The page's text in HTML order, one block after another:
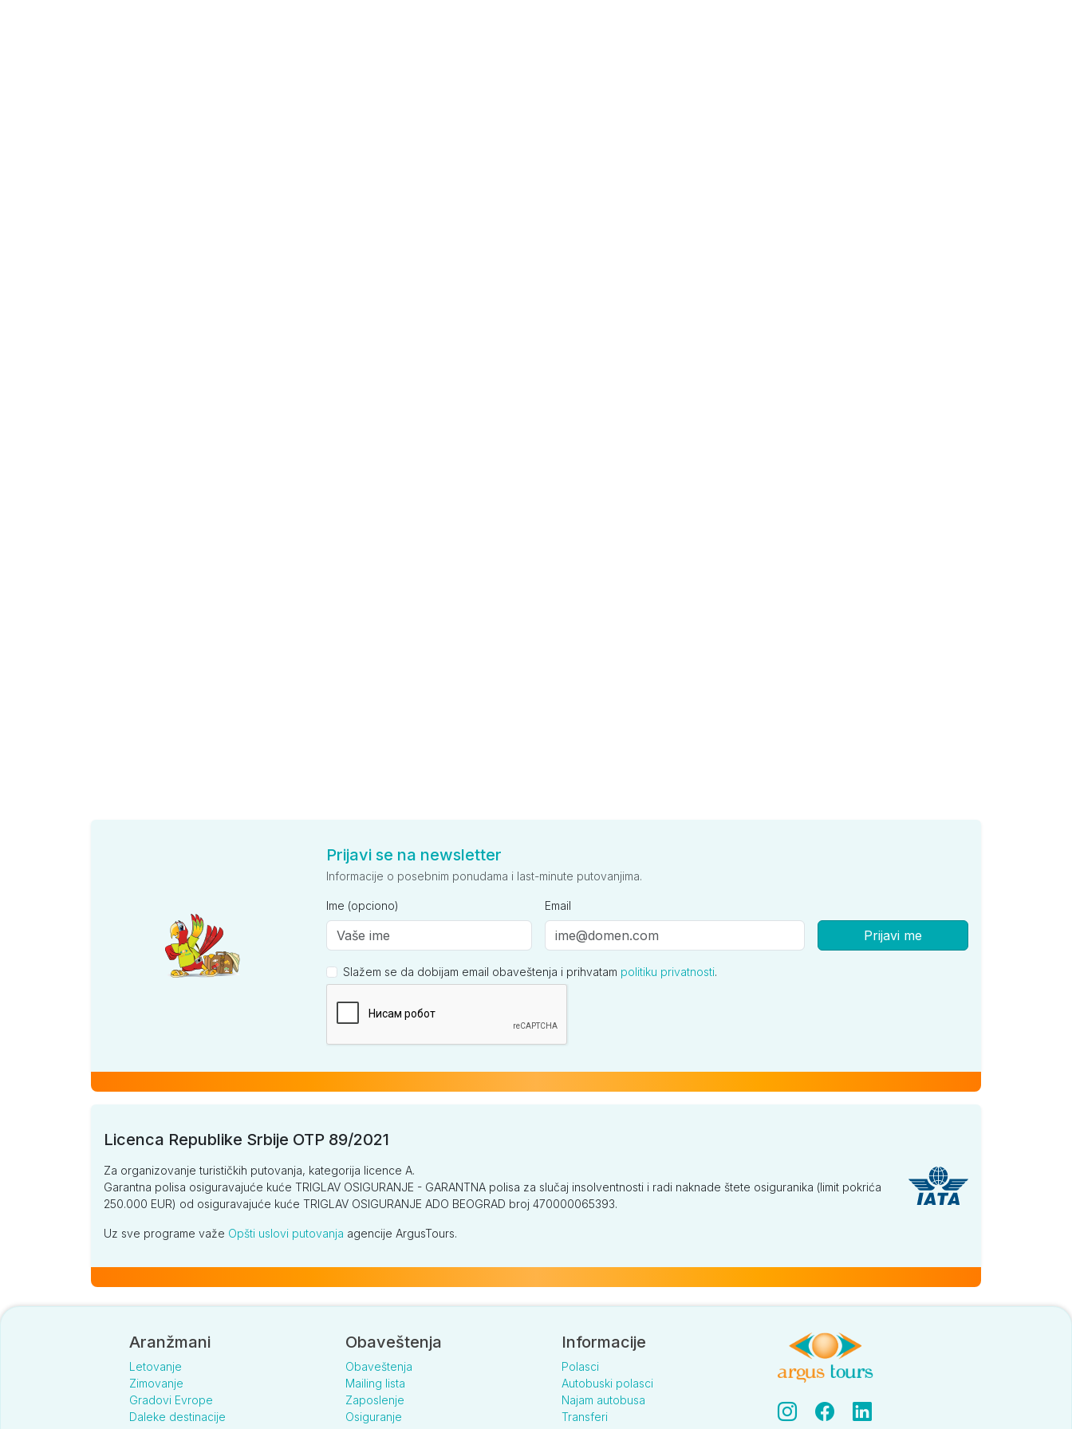
Prijavi se na newsletter
Informacije o posebnim ponudama i last-minute putovanjima.
Ime (opciono) Email
Prijavi me
Slažem se da dobijam email obaveštenja i prihvatam politiku privatnosti.
Licenca Republike Srbije OTP 89/2021
Za organizovanje turističkih putovanja, kategorija licence A.
Garantna polisa osiguravajuće kuće TRIGLAV OSIGURANJE - GARANTNA polisa za slučaj insolventnosti i radi naknade štete osiguranika (limit pokrića
250.000 EUR) od osiguravajuće kuće TRIGLAV OSIGURANJE ADO BEOGRAD broj 470000065393.
Uz sve programe važe Opšti uslovi putovanja agencije ArgusTours.
Aranžmani
Letovanje
Zimovanje
Gradovi Evrope
Daleke destinacije
Obaveštenja
Obaveštenja
Mailing lista
Zaposlenje
Osiguranje
Informacije
Polasci
Autobuski polasci
Najam autobusa
Transferi